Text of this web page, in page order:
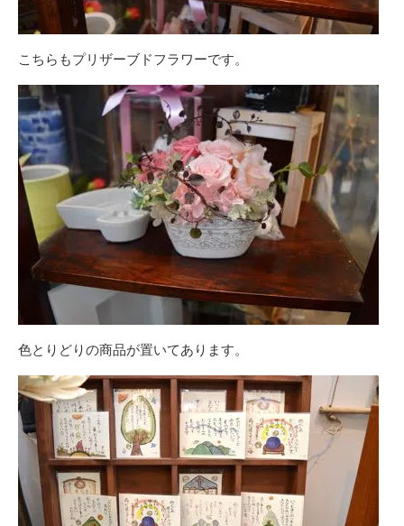
こちらもプリザーブドフラワーです。
色とりどりの商品が置いてあります。